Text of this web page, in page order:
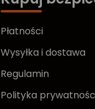
Płatności
Wysyłka i dostawa
Regulamin
Polityka